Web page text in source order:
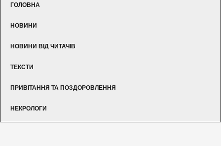
ГОЛОВНА
НОВИНИ
НОВИНИ ВІД ЧИТАЧІВ
ТЕКСТИ
ПРИВІТАННЯ ТА ПОЗДОРОВЛЕННЯ
НЕКРОЛОГИ